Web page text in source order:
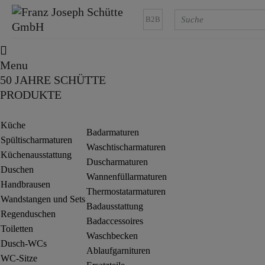
B2B
Menu
50 JAHRE SCHÜTTE
PRODUKTE
Küche
Spültischarmaturen
Küchenausstattung
Duschen
Handbrausen
Wandstangen und Sets
Regenduschen
Toiletten
Dusch-WCs
WC-Sitze
Badarmaturen
Waschtischarmaturen
Duscharmaturen
Wannenfüllarmaturen
Thermostatarmaturen
Badausstattung
Badaccessoires
Waschbecken
Ablaufgarnituren